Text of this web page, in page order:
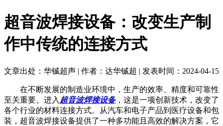
超音波焊接设备：改变生产制
作中传统的连接方式
文章出处：华铖超声 | 作者：达华铖超 | 发表时间：2024-04-15
在不断发展的制造业环境中，生产的效率、精度和可靠性
至关重要。进入 超音波焊接设备，这是一项创新技术，改变了
各个行业的材料连接方式。从汽车和电子产品到医疗设备和包
装，超音波焊接设备提供了一种多功能且高效的解决方案，它